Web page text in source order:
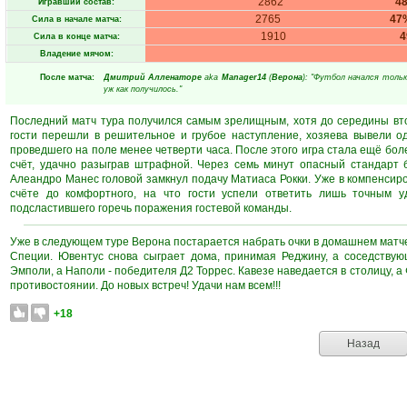
Игравший состав:
Сила в начале матча: 2765
Сила в конце матча: 1910
Владение мячом:
После матча: Дмитрий Алленаторе aka Manager14 (Верона): "Футбол начался
уж как получилось."
Последний матч тура получился самым зрелищным, хотя до середины
гости перешли в решительное и грубое наступление, хозяева вывели
проведшего на поле менее четверти часа. После этого игра стала ещё
счёт, удачно разыграв штрафной. Через семь минут опасный
Алеандро Манес головой замкнул подачу Матиаса Рокки. Уже в
счёте до комфортного, на что гости успели ответить лишь
подсластившего горечь поражения гостевой команды.
Уже в следующем туре Верона постарается набрать очки в домашнем
Специи. Ювентус снова сыграет дома, принимая Реджину, а
Эмполи, а Наполи - победителя Д2 Торрес. Кавезе наведается в столицу,
противостоянии. До новых встреч! Удачи нам всем!!!
+18
Назад